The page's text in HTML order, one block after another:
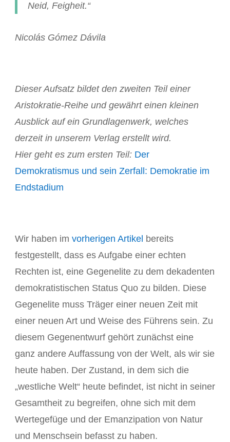
Neid, Feigheit.“
Nicolás Gómez Dávila
Dieser Aufsatz bildet den zweiten Teil einer
Aristokratie-Reihe und gewährt einen kleinen
Ausblick auf ein Grundlagenwerk, welches
derzeit in unserem Verlag erstellt wird.
Hier geht es zum ersten Teil: Der
Demokratismus und sein Zerfall: Demokratie im
Endstadium
Wir haben im vorherigen Artikel bereits
festgestellt, dass es Aufgabe einer echten
Rechten ist, eine Gegenelite zu dem dekadenten
demokratistischen Status Quo zu bilden. Diese
Gegenelite muss Träger einer neuen Zeit mit
einer neuen Art und Weise des Führens sein. Zu
diesem Gegenentwurf gehört zunächst eine
ganz andere Auffassung von der Welt, als wir sie
heute haben. Der Zustand, in dem sich die
„westliche Welt“ heute befindet, ist nicht in seiner
Gesamtheit zu begreifen, ohne sich mit dem
Wertegefüge und der Emanzipation von Natur
und Menschsein befasst zu haben.